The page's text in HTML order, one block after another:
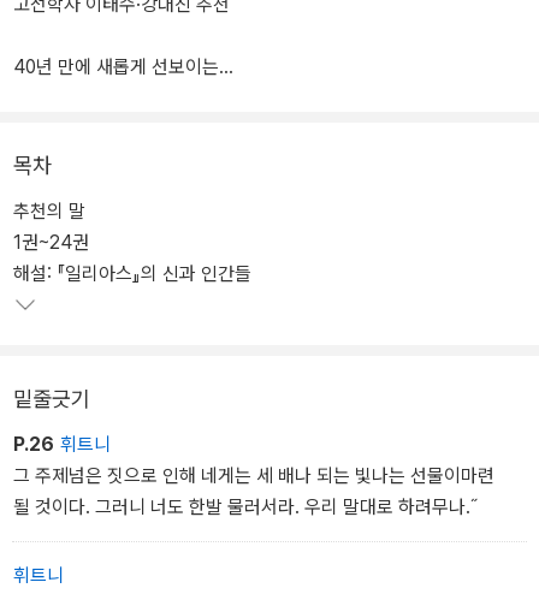
40년 만에 새롭게 선보이는
『일리아스』는 서양 문학의 원류이자 서양 문화에 가장 큰 영향을 끼
호메로스의 시적 언어를 생생하게 복원했다고 평가받는다. 일관된 시
학으로 작품을 설계한 호메로스를 상정하고 그리스 고전 세계를 되살
리려는 번역자의 집요한 노력이 맺어낸 결실이다. 서울대학교에서 고
전문학을 전공하고 스위스 바젤대학에서 호메로스 연구로 학위를 받
목차
추천의 말
1권~24권
해설: 『일리아스』의 신과 인간들
밑줄긋기
P.26 휘트니
그 주제넘은 짓으로 인해 네게는 세 배나 되는 빛나는 선물이마련
될 것이다. 그러니 너도 한발 물러서라. 우리 말대로 하려무나.˝
휘트니